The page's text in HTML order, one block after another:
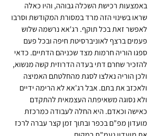
באמצעות רכישת השכלה גבוהה, והיו כאלה
שראו בשינוי הזה מרד במסורת המקודשת וסרבו
לאפשר זאת בכל תוקף. רג'אא נרשמה שלוש
פעמים ברצף לאוניברסיטת חיפה ובכל פעם
ספגו הוריה חרמות מצד שכניהם הדתיים. כדאי
להזכיר שחרם דתי בעדה הדרוזית קשה מנשוא,
ולכן הוריה נאלצו לסגת מהחלטתם האמיצה
ולאכזב את בתם. אבל רג'אא לא הרימה ידיים
ולא נסוגה משאיפתה העצמאית להתקדם
כאישה וכאדם. היא החלה לעבודה כמרכזת
מועדון מפ"ם בכפר ובתוך זמן קצר עברה לרכז